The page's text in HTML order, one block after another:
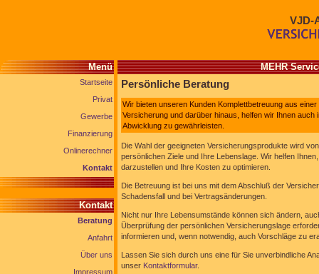
VJD-
Menü
Startseite
Privat
Gewerbe
Finanzierung
Onlinerechner
Kontakt
Kontakt
Beratung
Anfahrt
Über uns
Impressum
MEHR
Persönliche Beratung
Wir bieten unseren Kunden Komplettbetreuung aus
Versicherung und darüber hinaus, helfen wir Ihnen
Abwicklung zu gewährleisten.
Die Wahl der geeigneten Versicherungsprodukte wird
persönlichen Ziele und Ihre Lebenslage. Wir helfen
darzustellen und Ihre Kosten zu optimieren.
Die Betreuung ist bei uns mit dem Abschluß der
Schadensfall und bei Vertragsänderungen.
Nicht nur Ihre Lebensumstände können sich ändern,
Überprüfung der persönlichen Versicherungslage
informieren und, wenn notwendig, auch Vorschläge zu
Lassen Sie sich durch uns eine für Sie unverbindliche
unser Kontaktformular.